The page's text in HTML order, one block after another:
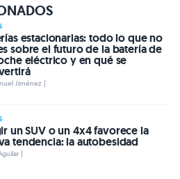
estacionarias: todo lo que no
sobre el futuro de la batería de
eléctrico y en qué se
Jiménez |
un SUV o un 4x4 favorece la
tendencia: la autobesidad
|